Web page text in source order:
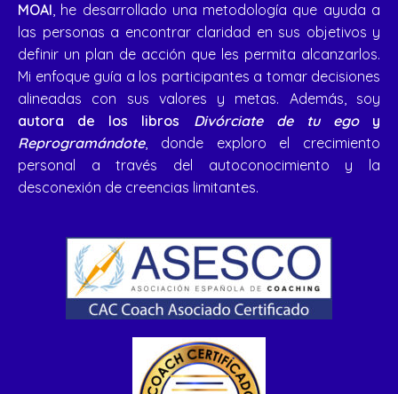
MOAI, he desarrollado una metodología que ayuda a
las personas a encontrar claridad en sus objetivos y
definir un plan de acción que les permita alcanzarlos.
Mi enfoque guía a los participantes a tomar decisiones
alineadas con sus valores y metas. Además, soy
autora de los libros Divórciate de tu ego y
Reprogramándote, donde exploro el crecimiento
personal a través del autoconocimiento y la
desconexión de creencias limitantes.